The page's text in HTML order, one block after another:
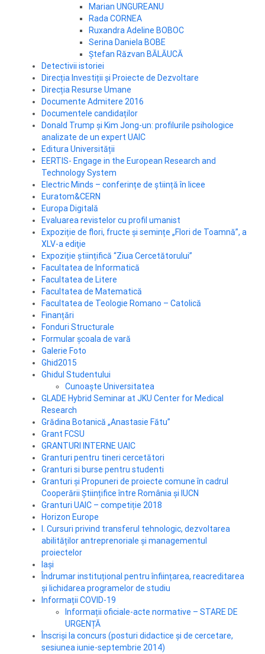
Marian UNGUREANU
Rada CORNEA
Ruxandra Adeline BOBOC
Serina Daniela BOBE
Ștefan Răzvan BĂLĂUCĂ
Detectivii istoriei
Direcția Investiții și Proiecte de Dezvoltare
Direcția Resurse Umane
Documente Admitere 2016
Documentele candidaților
Donald Trump și Kim Jong-un: profilurile psihologice
analizate de un expert UAIC
Editura Universității
EERTIS- Engage in the European Research and
Technology System
Electric Minds – conferințe de știință în licee
Euratom&CERN
Europa Digitală
Evaluarea revistelor cu profil umanist
Expoziție de flori, fructe și semințe „Flori de Toamnă”, a
XLV-a ediţie
Expoziție științifică “Ziua Cercetătorului”
Facultatea de Informatică
Facultatea de Litere
Facultatea de Matematică
Facultatea de Teologie Romano – Catolică
Finanțări
Fonduri Structurale
Formular școala de vară
Galerie Foto
Ghid2015
Ghidul Studentului
Cunoaște Universitatea
GLADE Hybrid Seminar at JKU Center for Medical
Research
Grădina Botanică „Anastasie Fătu”
Grant FCSU
GRANTURI INTERNE UAIC
Granturi pentru tineri cercetători
Granturi si burse pentru studenti
Granturi și Propuneri de proiecte comune în cadrul
Cooperării Științifice între România și IUCN
Granturi UAIC – competiție 2018
Horizon Europe
I. Cursuri privind transferul tehnologic, dezvoltarea
abilităților antreprenoriale și managementul
proiectelor
Iași
Îndrumar instituțional pentru înființarea, reacreditarea
și lichidarea programelor de studiu
Informații COVID-19
Informații oficiale-acte normative – STARE DE
URGENȚĂ
Înscriși la concurs (posturi didactice și de cercetare,
sesiunea iunie-septembrie 2014)